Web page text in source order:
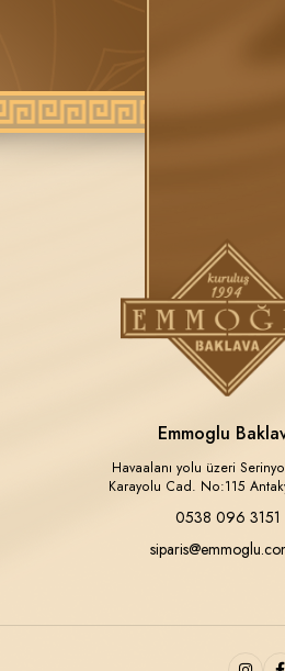
Emmoglu
Havaalanı yolu üzeri
Karayolu Cad. No:115
0538 096 3151